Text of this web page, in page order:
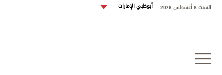
السبت 8 أغسطس 2026 أبوظبي الإمارات